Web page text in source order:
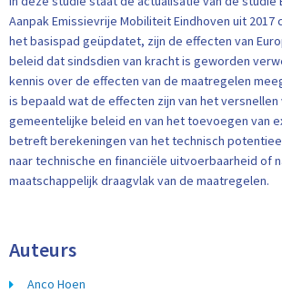
Aanpak Emissievrije Mobiliteit Eindhoven uit 2017
het basispad geüpdatet, zijn de effecten van
beleid dat sindsdien van kracht is geworden
kennis over de effecten van de maatregelen
is bepaald wat de effecten zijn van het versnellen
gemeentelijke beleid en van het toevoegen van
betreft berekeningen van het technisch
naar technische en financiële uitvoerbaarheid of
maatschappelijk draagvlak van de maatregelen.
Auteurs
Anco Hoen